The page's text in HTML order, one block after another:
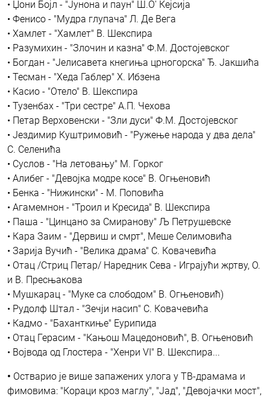
• Џони Бојл - "Јунона и паун" Ш.О' Кејсија
• Фенисо - "Мудра глупача" Л. Де Вега
• Хамлет - "Хамлет" В. Шекспира
• Разумихин - "Злочин и казна" Ф.М. Достојевског
• Богдан - "Јелисавета кнегиња црногорска" Ђ. Јакшића
• Тесман - "Хеда Габлер" Х. Ибзена
• Касио - "Отело" В. Шекспира
• Тузенбах - "Три сестре" А.П. Чехова
• Петар Верховенски - "Зли дуси" Ф.М. Достојевског
• Јездимир Куштримовић - "Ружење народа у два дела"
С. Селенића
• Суслов - "На летовању" М. Горког
• Алибег - "Девојка модре косе" В. Огњеновић
• Бенка - "Нижински" - М. Поповића
• Агамемнон - "Троил и Кресида" В. Шекспира
• Паша - "Цинцано за Смиранову" Љ Петрушевске
• Кара Заим - "Дервиш и смрт", Меше Селимовића
• Зарија Вучић - "Велика драма" С. Ковачевића
• Отац /Стриц Петар/ Наредник Сева - Играјући жртву, О.
и В. Пресњакова
• Мушкарац - "Муке са слободом" В. Огњеновић)
• Рудолф Штал - "Зечји насип" С. Ковачевића
• Кадмо - "Баханткиње" Еурипида
• Отац Герасим - "Кањош Мацедоновић", В. Огњеновић
• Војвода од Глостера - "Хенри VI" В. Шекспира...
• Остварио је више запажених улога у ТВ-драмама и
фимовима: "Кораци кроз маглу", "Јад", "Девојачки мост",